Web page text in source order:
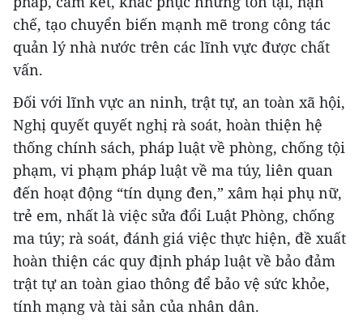
chế, tạo chuyển biến mạnh mẽ trong công tác
quản lý nhà nước trên các lĩnh vực được chất
vấn.
Đối với lĩnh vực an ninh, trật tự, an toàn xã hội,
Nghị quyết quyết nghị rà soát, hoàn thiện hệ
thống chính sách, pháp luật về phòng, chống tội
phạm, vi phạm pháp luật về ma túy, liên quan
đến hoạt động “tín dụng đen,” xâm hại phụ nữ,
trẻ em, nhất là việc sửa đổi Luật Phòng, chống
ma túy; rà soát, đánh giá việc thực hiện, đề xuất
hoàn thiện các quy định pháp luật về bảo đảm
trật tự an toàn giao thông để bảo vệ sức khỏe,
tính mạng và tài sản của nhân dân.